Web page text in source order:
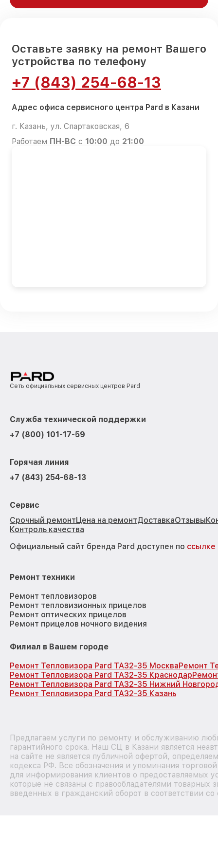
Оставьте заявку на ремонт Вашего
устройства по телефону
+7 (843) 254-68-13
Адрес офиса сервисного центра Pard в Казани
г. Казань, ул. Спартаковская, 6
Работаем ПН-ВС с 10:00 до 21:00
Сеть официальных сервисных центров Pard
Служба технической поддержки
+7 (800) 101-17-59
Горячая линия
+7 (843) 254-68-13
Сервис
Срочный ремонтЦена на ремонтДоставкаОтзывы
Контроль качества
Официальный сайт бренда Pard доступен по ссылке
Ремонт техники
Ремонт тепловизоров
Ремонт тепловизионных прицелов
Ремонт оптических прицелов
Ремонт прицелов ночного видения
Филиал в Вашем городе
Ремонт Тепловизора Pard TA32-35 МоскваРемонт
Ремонт Тепловизора Pard TA32-35 Краснодар
Ремонт Тепловизора Pard TA32-35 Нижний
Ремонт Тепловизора Pard TA32-35 Казань
Предлагаем услуги по ремонту и обслуживанию
гарантийного срока. Наш СЦ в Казани является
на сайте не является публичной офертой,
кодекса РФ. Все обозначения и упоминания
для информирования клиентов о предоставляемых
которые не связаны с правообладателями
введенных в гражданский оборот в соответствии